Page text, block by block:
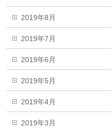
2019年8月
2019年7月
2019年6月
2019年5月
2019年4月
2019年3月